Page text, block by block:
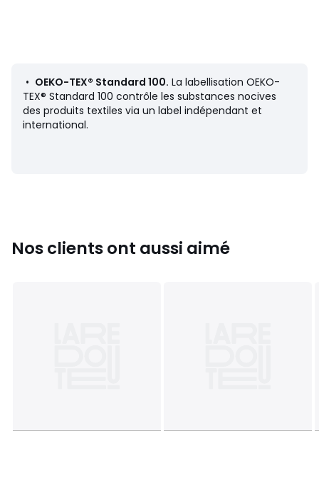
Entretien
• Température de lavage 60°
• En lavant votre linge à 40° au lieu de 60°, vous limitez la
consommation d'énergie
• Origine de fabrication (tissage, teinture, confection) :
• OEKO-TEX® Standard 100. La labellisation OEKO-
TEX® Standard 100 contrôle les substances nocives
des produits textiles via un label indépendant et
international.
Nos clients ont aussi aimé